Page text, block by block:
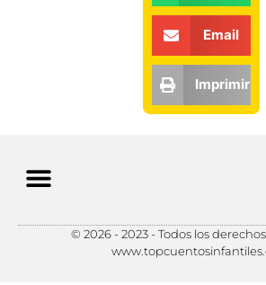
Email
Imprimir
© 2026 - 2023 - Todos los